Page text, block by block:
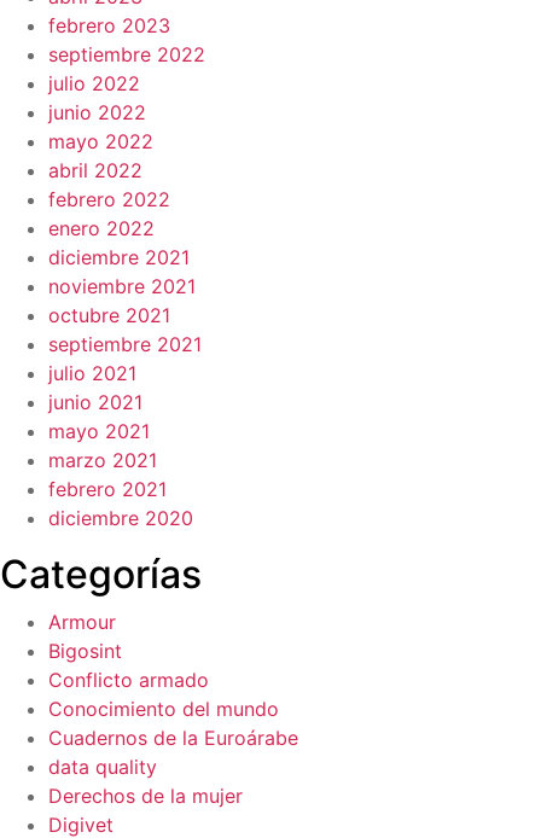
febrero 2023
septiembre 2022
julio 2022
junio 2022
mayo 2022
abril 2022
febrero 2022
enero 2022
diciembre 2021
noviembre 2021
octubre 2021
septiembre 2021
julio 2021
junio 2021
mayo 2021
marzo 2021
febrero 2021
diciembre 2020
Categorías
Armour
Bigosint
Conflicto armado
Conocimiento del mundo
Cuadernos de la Euroárabe
data quality
Derechos de la mujer
Digivet